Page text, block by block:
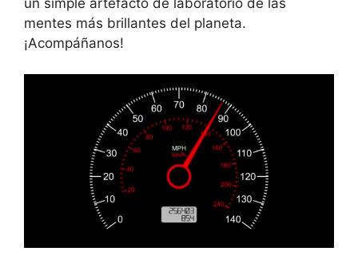
un simple artefacto de laboratorio de las
mentes más brillantes del planeta.
¡Acompáñanos!